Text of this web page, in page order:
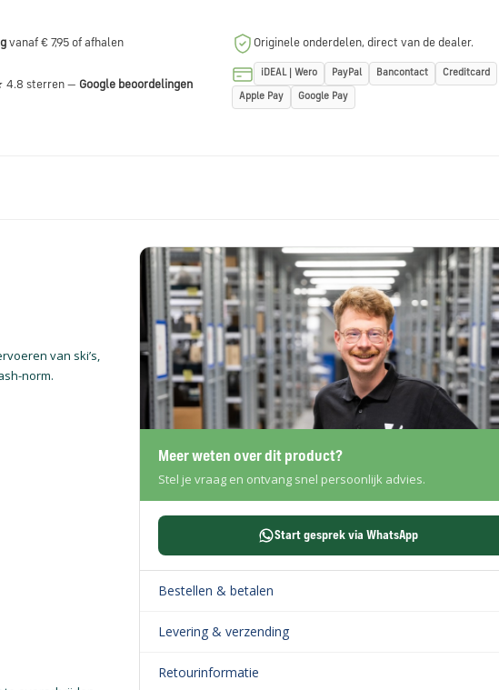
vanaf € 7,95 of afhalen Originele onderdelen, direct van de dealer.
sterren — Google beoordelingen
iDEAL | Wero PayPal Bancontact Creditcard
Apple Pay Google Pay
van ski’s,
norm.
Meer weten over dit product?
Stel je vraag en ontvang snel persoonlijk advies.
Start gesprek via WhatsApp
Bestellen & betalen
Levering & verzending
Retourinformatie